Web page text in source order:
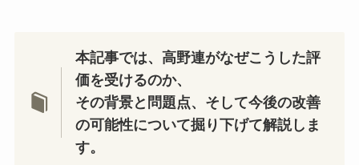
本記事では、高野連がなぜこうした評
価を受けるのか、
その背景と問題点、そして今後の改善
の可能性について掘り下げて解説しま
す。